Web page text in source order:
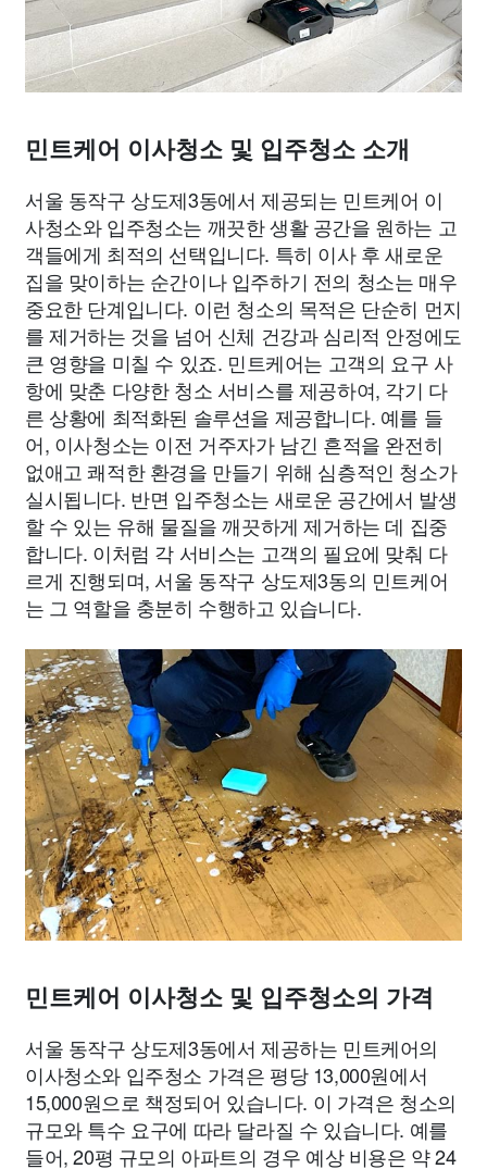
민트케어 이사청소 및 입주청소 소개
서울 동작구 상도제3동에서 제공되는 민트케어 이
사청소와 입주청소는 깨끗한 생활 공간을 원하는 고
객들에게 최적의 선택입니다. 특히 이사 후 새로운
집을 맞이하는 순간이나 입주하기 전의 청소는 매우
중요한 단계입니다. 이런 청소의 목적은 단순히 먼지
를 제거하는 것을 넘어 신체 건강과 심리적 안정에도
큰 영향을 미칠 수 있죠. 민트케어는 고객의 요구 사
항에 맞춘 다양한 청소 서비스를 제공하여, 각기 다
른 상황에 최적화된 솔루션을 제공합니다. 예를 들
어, 이사청소는 이전 거주자가 남긴 흔적을 완전히
없애고 쾌적한 환경을 만들기 위해 심층적인 청소가
실시됩니다. 반면 입주청소는 새로운 공간에서 발생
할 수 있는 유해 물질을 깨끗하게 제거하는 데 집중
합니다. 이처럼 각 서비스는 고객의 필요에 맞춰 다
르게 진행되며, 서울 동작구 상도제3동의 민트케어
는 그 역할을 충분히 수행하고 있습니다.
민트케어 이사청소 및 입주청소의 가격
서울 동작구 상도제3동에서 제공하는 민트케어의
이사청소와 입주청소 가격은 평당 13,000원에서
15,000원으로 책정되어 있습니다. 이 가격은 청소의
규모와 특수 요구에 따라 달라질 수 있습니다. 예를
들어, 20평 규모의 아파트의 경우 예상 비용은 약 24